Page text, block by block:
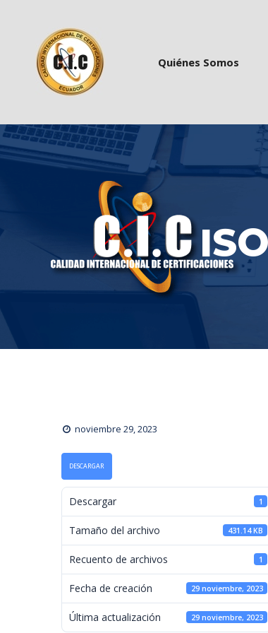
Quiénes Somo
noviembre 29, 2023
DESCARGAR
Descargar 1
Tamaño del archivo 431.14 KB
Recuento de archivos 1
Fecha de creación 29 noviembre, 2023
Última actualización 29 noviembre, 2023